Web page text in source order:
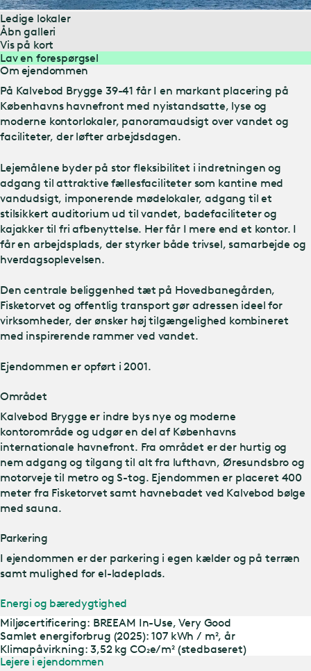
Lav en forespørgsel
Ledige lokaler
Vis på kort
Åbn galleri
Om ejendommen
På Kalvebod Brygge 39-41 får I en markant placering på
Københavns havnefront med nyistandsatte, lyse og
moderne kontorlokaler, panoramaudsigt over vandet og
faciliteter, der løfter arbejdsdagen.
Lejemålene byder på stor fleksibilitet i indretningen og
adgang til attraktive fællesfaciliteter som kantine med
vandudsigt, imponerende mødelokaler, adgang til et
stilsikkert auditorium ud til vandet, badefaciliteter og
kajakker til fri afbenyttelse. Her får I mere end et kontor. I
får en arbejdsplads, der styrker både trivsel, samarbejde og
hverdagsoplevelsen.
Den centrale beliggenhed tæt på Hovedbanegården,
Fisketorvet og offentlig transport gør adressen ideel for
virksomheder, der ønsker høj tilgængelighed kombineret
med inspirerende rammer ved vandet.
Ejendommen er opført i 2001.
Området
Kalvebod Brygge er indre bys nye og moderne
kontorområde og udgør en del af Københavns
internationale havnefront. Fra området er der hurtig og
nem adgang og tilgang til alt fra lufthavn, Øresundsbro og
motorveje til metro og S-tog. Ejendommen er placeret 400
meter fra Fisketorvet samt havnebadet ved Kalvebod bølge
med sauna.
Parkering
I ejendommen er der parkering i egen kælder og på terræn
samt mulighed for el-ladeplads.
Energi og bæredygtighed
Miljøcertificering: BREEAM In-Use, Very Good
Samlet energiforbrug (2025): 107 kWh / m², år
Klimapåvirkning: 3,52 kg CO₂e/m² (stedbaseret)
Lejere i ejendommen